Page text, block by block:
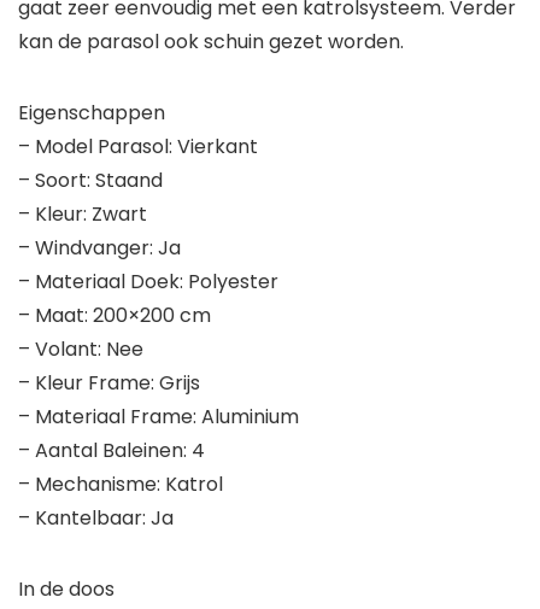
gaat zeer eenvoudig met een katrolsysteem. Verder
kan de parasol ook schuin gezet worden.
Eigenschappen
– Model Parasol: Vierkant
– Soort: Staand
– Kleur: Zwart
– Windvanger: Ja
– Materiaal Doek: Polyester
– Maat: 200×200 cm
– Volant: Nee
– Kleur Frame: Grijs
– Materiaal Frame: Aluminium
– Aantal Baleinen: 4
– Mechanisme: Katrol
– Kantelbaar: Ja
In de doos